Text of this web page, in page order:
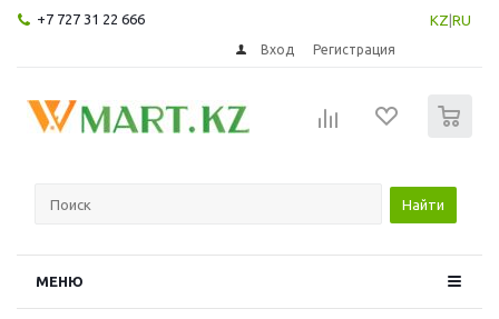
+7 727 31 22 666 KZ RU
Вход Регистрация
Найти
МЕНЮ